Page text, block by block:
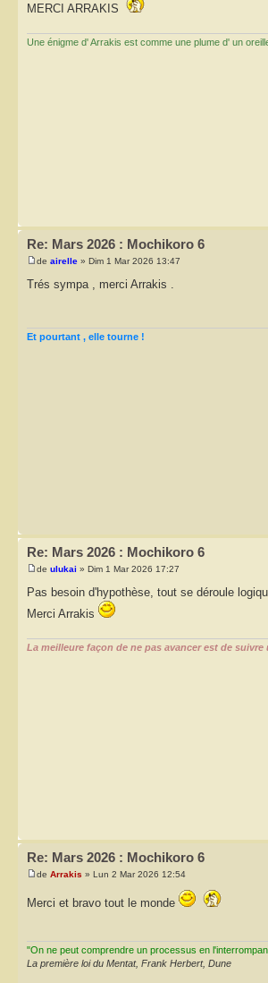
MERCI ARRAKIS
Une énigme d' Arrakis est comme une plume d' un
Re: Mars 2026 : Mochikoro 6
de airelle » Dim 1 Mar 2026 13:47
Trés sympa , merci Arrakis .
Et pourtant , elle tourne !
Re: Mars 2026 : Mochikoro 6
de ulukai » Dim 1 Mar 2026 17:27
Pas besoin d'hypothèse, tout se déroule
Merci Arrakis
La meilleure façon de ne pas avancer est de suivre
Re: Mars 2026 : Mochikoro 6
de Arrakis » Lun 2 Mar 2026 12:54
Merci et bravo tout le monde
"On ne peut comprendre un processus en
La première loi du Mentat, Frank Herbert, Dune